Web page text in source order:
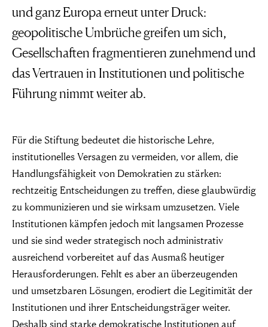
und ganz Europa erneut unter Druck:
geopolitische Umbrüche greifen um sich,
Gesellschaften fragmentieren zunehmend und
das Vertrauen in Institutionen und politische
Führung nimmt weiter ab.
Für die Stiftung bedeutet die historische Lehre,
institutionelles Versagen zu vermeiden, vor allem, die
Handlungsfähigkeit von Demokratien zu stärken:
rechtzeitig Entscheidungen zu treffen, diese glaubwürdig
zu kommunizieren und sie wirksam umzusetzen. Viele
Institutionen kämpfen jedoch mit langsamen Prozesse
und sie sind weder strategisch noch administrativ
ausreichend vorbereitet auf das Ausmaß heutiger
Herausforderungen. Fehlt es aber an überzeugenden
und umsetzbaren Lösungen, erodiert die Legitimität der
Institutionen und ihrer Entscheidungsträger weiter.
Deshalb sind starke demokratische Institutionen auf